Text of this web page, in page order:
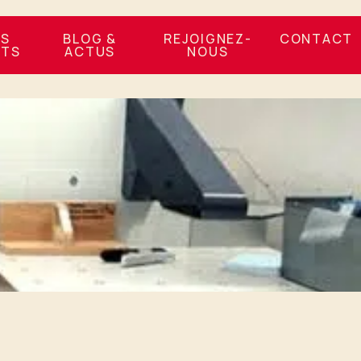
BLOG &
ACTUS
REJOIGNEZ-
NOUS
CONTACT